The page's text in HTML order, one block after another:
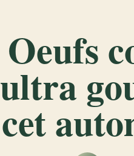
Oeufs
ultra
cet